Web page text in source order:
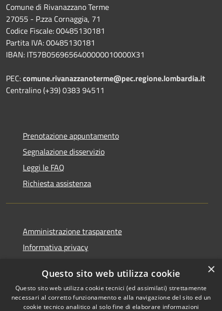
Comune di Rivanazzano Terme
27055 - P.zza Cornaggia, 71
Codice Fiscale: 00485130181
Partita IVA: 00485130181
IBAN: IT57B0569656400000010000X31
PEC:comune.rivanazzanoterme@pec.regione.lombardia.it
Centralino (+39) 0383 94511
Prenotazione appuntamento
Segnalazione disservizio
Leggi le FAQ
Richiesta assistenza
Amministrazione trasparente
Informativa privacy
Dichiarazione di accessibilità
×
Questo sito web utilizza cookie
Questo sito web utilizza cookie tecnici (ed assimilati) strettamente
necessari al corretto funzionamento e alla navigazione del sito ed un
cookie tecnico analitico al solo fine di elaborare informazioni